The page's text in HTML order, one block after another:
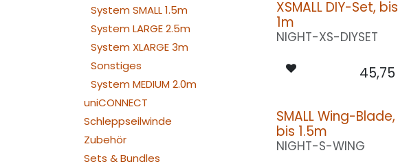
System SMALL 1.5m
System LARGE 2.5m
System XLARGE 3m
Sonstiges
System MEDIUM 2.0m
uniCONNECT
Schleppseilwinde
Zubehör
Sets & Bundles
XSMALL DIY-Set, bis
1m
NIGHT-XS-DIYSET
45,75
SMALL Wing-Blade,
bis 1.5m
NIGHT-S-WING